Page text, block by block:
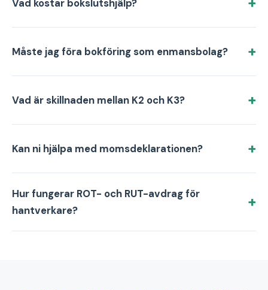
Vad kostar bokslutshjälp?
Måste jag föra bokföring som enmansbolag?
Vad är skillnaden mellan K2 och K3?
Kan ni hjälpa med momsdeklarationen?
Hur fungerar ROT- och RUT-avdrag för
hantverkare?